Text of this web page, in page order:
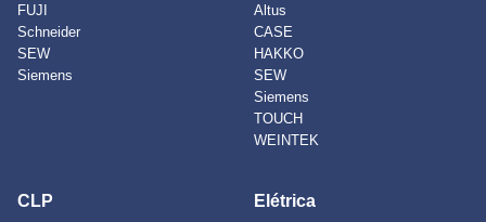
FUJI
Schneider
SEW
Siemens
Altus
CASE
HAKKO
SEW
Siemens
TOUCH
WEINTEK
CLP Elétrica